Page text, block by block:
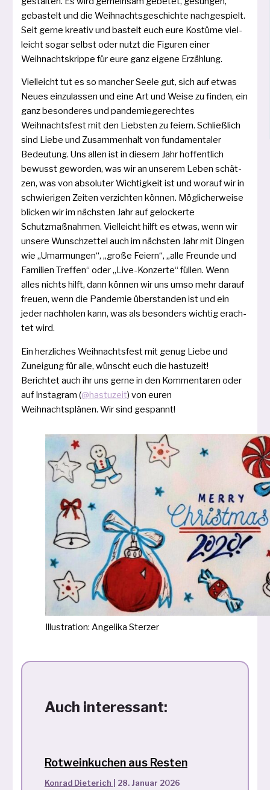
gebas­telt und die Weihnachtsgeschichte nach­ge­spielt.
Seit ger­ne krea­tiv und bas­telt euch eure Kostüme viel­
leicht sogar selbst oder nutzt die Figuren einer
Weihnachtskrippe für eure ganz eige­ne Erzählung.
Vielleicht tut es so man­cher Seele gut, sich auf etwas
Neues ein­zu­las­sen und eine Art und Weise zu fin­den, ein
ganz beson­de­res und pan­de­mie­ge­rech­tes
Weihnachtsfest mit den Liebsten zu fei­ern. Schließlich
sind Liebe und Zusammenhalt von fun­da­men­ta­ler
Bedeutung. Uns allen ist in die­sem Jahr hof­fent­lich
bewusst gewor­den, was wir an unse­rem Leben schät­
zen, was von abso­lu­ter Wichtigkeit ist und wor­auf wir in
schwie­ri­gen Zeiten ver­zich­ten kön­nen. Möglicherweise
bli­cken wir im nächs­ten Jahr auf gelo­cker­te
Schutzmaßnahmen. Vielleicht hilft es etwas, wenn wir
unse­re Wunschzettel auch im nächs­ten Jahr mit Dingen
wie „Umarmungen“, „gro­ße Feiern“, „alle Freunde und
Familien Treffen“ oder „Live-Konzerte“ fül­len. Wenn
alles nichts hilft, dann kön­nen wir uns umso mehr dar­auf
freu­en, wenn die Pandemie über­stan­den ist und ein
jeder nach­ho­len kann, was als beson­ders wich­tig erach­
tet wird.
Ein herz­li­ches Weihnachtsfest mit genug Liebe und
Zuneigung für alle, wünscht euch die has­tu­zeit!
Berichtet auch ihr uns ger­ne in den Kommentaren oder
auf Instagram (@hastuzeit) von euren
Weihnachtsplänen. Wir sind gespannt!
Illustration: Angelika Sterzer
Auch interessant:
Rotweinkuchen aus Resten
Konrad Dieterich 28. Januar 2026